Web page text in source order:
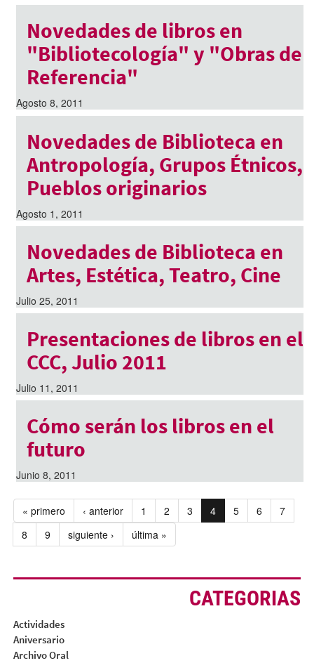
Novedades de libros en
"Bibliotecología" y "Obras de
Referencia"
Agosto 8, 2011
Novedades de Biblioteca en
Antropología, Grupos Étnicos,
Pueblos originarios
Agosto 1, 2011
Novedades de Biblioteca en
Artes, Estética, Teatro, Cine
Julio 25, 2011
Presentaciones de libros en el
CCC, Julio 2011
Julio 11, 2011
Cómo serán los libros en el
futuro
Junio 8, 2011
« primero ‹ anterior 1 2 3 4 5 6
7
8
9 siguiente › última »
CATEGORIAS
Actividades
Aniversario
Archivo Oral